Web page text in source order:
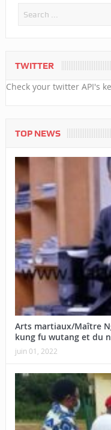
TWITTER
Check your twitter API's
TOP NEWS
Arts martiaux/Maître
kung fu wutang et du
juin 01, 2022